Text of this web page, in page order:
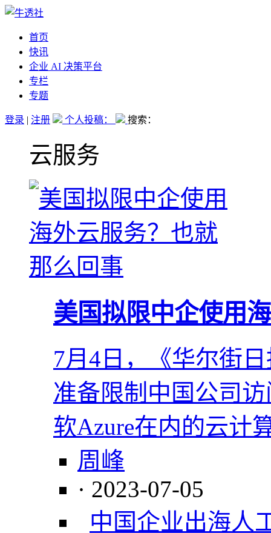
首页
快讯
企业 AI 决策平台
专栏
专题
登录 | 注册 个人投稿： 搜索：
云服务
美国拟限中企使用
7月4日，《华尔街
准备限制中国公司
软Azure在内的云计
周峰
· 2023-07-05
中国企业出海人